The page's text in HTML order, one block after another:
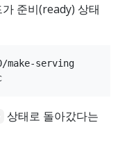
준비(ready) 상태
serving
상태로 돌아갔다는